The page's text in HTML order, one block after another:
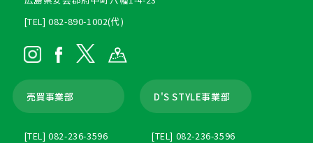
[TEL] 082-890-1002(代)
売買事業部
[TEL] 082-236-3596
D'S STYLE事業部
[TEL] 082-236-3596